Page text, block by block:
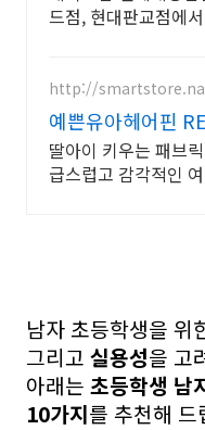
드점, 현대판교점에
http://
예쁜유아헤어핀
골고객이 많은 예
딸아이 키우는 패브
급스럽고 감각적인
남자 초등학생을 위
그리고 실용성을 고
아래는 초등학생 남
10가지를 추천해 드